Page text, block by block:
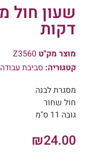
דקות
מוצר מק"ט Z3560
קטגוריה: סביבת עבודה
מסגרת לבנה
חול שחור
גובה 11 ס"מ
₪24.00